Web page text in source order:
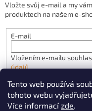
Tento web používá
tohoto webu
Více informacízde.
Vložte svůj e-mail a my
produktech na našem e-
E-mail
Vložením e-mailu
údajů
PŘIHLÁSIT SE